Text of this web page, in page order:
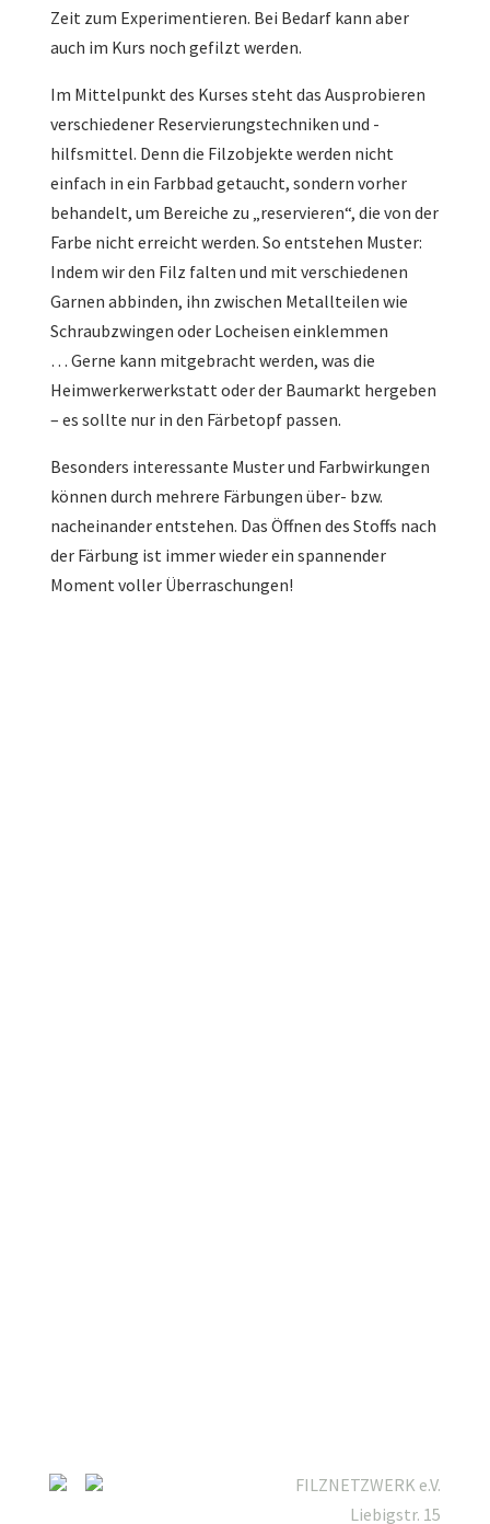
Zeit zum Experimentieren. Bei Bedarf kann aber
auch im Kurs noch gefilzt werden.
Im Mittelpunkt des Kurses steht das Ausprobieren
verschiedener Reservierungstechniken und -
hilfsmittel. Denn die Filzobjekte werden nicht
einfach in ein Farbbad getaucht, sondern vorher
behandelt, um Bereiche zu „reservieren“, die von der
Farbe nicht erreicht werden. So entstehen Muster:
Indem wir den Filz falten und mit verschiedenen
Garnen abbinden, ihn zwischen Metallteilen wie
Schraubzwingen oder Locheisen einklemmen
… Gerne kann mitgebracht werden, was die
Heimwerkerwerkstatt oder der Baumarkt hergeben
– es sollte nur in den Färbetopf passen.
Besonders interessante Muster und Farbwirkungen
können durch mehrere Färbungen über- bzw.
nacheinander entstehen. Das Öffnen des Stoffs nach
der Färbung ist immer wieder ein spannender
Moment voller Überraschungen!
FILZNETZWERK e.V.
Liebigstr. 15